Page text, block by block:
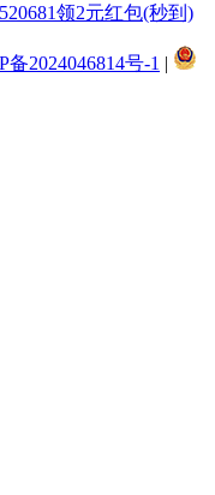
领2元红包(秒到)
备2024046814号-1 |